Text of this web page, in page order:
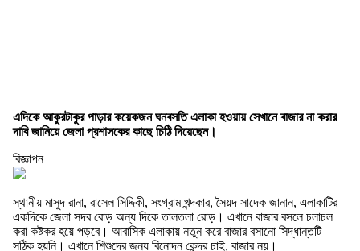
এদিকে আকুরটাকুর পাড়ার কয়েকজন ঘনবসতি এলাকা হওয়ায় সেখানে বাজার না করার
দাবি জানিয়ে জেলা প্রশাসকের কাছে চিঠি দিয়েছেন।
বিজ্ঞাপন
স্থানীয় মাসুদ রানা, রাসেল সিদ্দিকী, সংগ্রাম খন্দকার, সৈয়দ সাদেক জানান, এলাকাটির
একদিকে জেলা সদর রোড় অন্য দিকে তালতলা রোড়। এখানে বাজার বসলে চলাচল
করা কষ্টকর হয়ে পড়বে। আবাসিক এলাকায় নতুন করে বাজার বসানো সিদ্ধান্তটি
সঠিক হয়নি। এখানে শিশুদের জন্য বিনোদন কেন্দ্র চাই, বাজার নয়।